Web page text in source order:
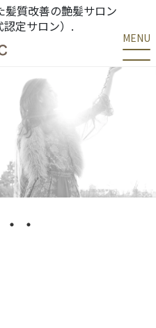
髪質改善の艶髪サロン
認定サロン）.
MENU
・